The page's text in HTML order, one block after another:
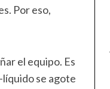
Por eso,
el equipo. Es
se agote